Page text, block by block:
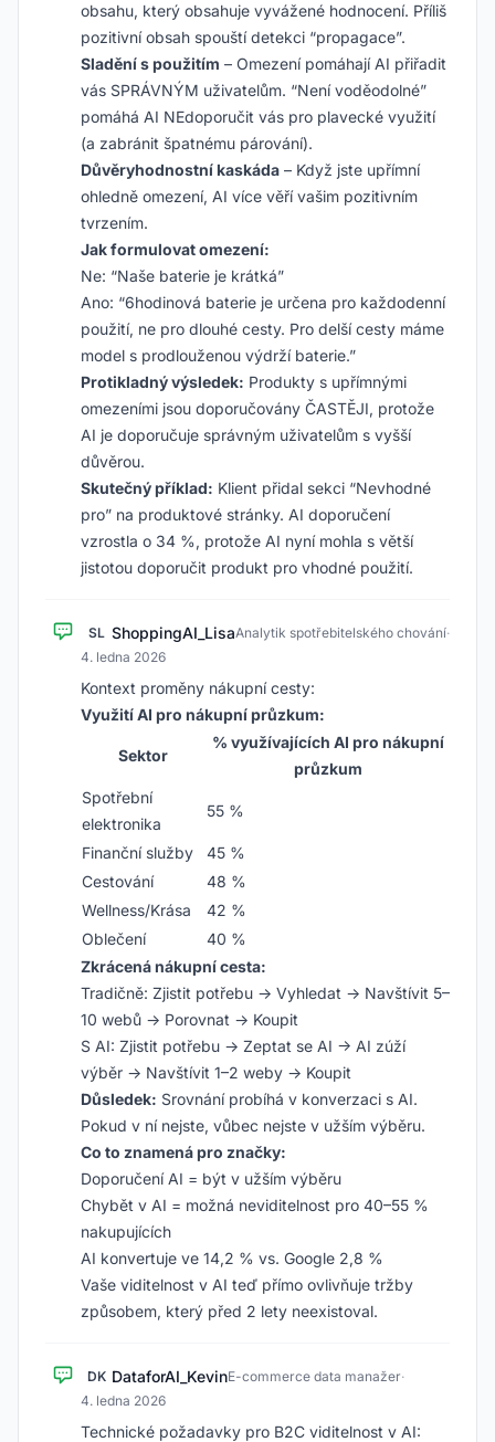
obsahu, který obsahuje vyvážené hodnocení. Příliš
pozitivní obsah spouští detekci “propagace”.
Sladění s použitím – Omezení pomáhají AI přiřadit
vás SPRÁVNÝM uživatelům. “Není voděodolné”
pomáhá AI NEdoporučit vás pro plavecké využití
(a zabránit špatnému párování).
Důvěryhodnostní kaskáda – Když jste upřímní
ohledně omezení, AI více věří vašim pozitivním
tvrzením.
Jak formulovat omezení:
Ne: “Naše baterie je krátká”
Ano: “6hodinová baterie je určena pro každodenní
použití, ne pro dlouhé cesty. Pro delší cesty máme
model s prodlouženou výdrží baterie.”
Protikladný výsledek: Produkty s upřímnými
omezeními jsou doporučovány ČASTĚJI, protože
AI je doporučuje správným uživatelům s vyšší
důvěrou.
Skutečný příklad: Klient přidal sekci “Nevhodné
pro” na produktové stránky. AI doporučení
vzrostla o 34 %, protože AI nyní mohla s větší
jistotou doporučit produkt pro vhodné použití.
SL ShoppingAI_LisaAnalytik spotřebitelského chování·
4. ledna 2026
Kontext proměny nákupní cesty:
Využití AI pro nákupní průzkum:
Sektor
% využívajících AI pro nákupní
průzkum
Spotřební
elektronika
55 %
Finanční služby
45 %
Cestování
48 %
Wellness/Krása
42 %
Oblečení
40 %
Zkrácená nákupní cesta:
Tradičně: Zjistit potřebu → Vyhledat → Navštívit 5–
10 webů → Porovnat → Koupit
S AI: Zjistit potřebu → Zeptat se AI → AI zúží
výběr → Navštívit 1–2 weby → Koupit
Důsledek: Srovnání probíhá v konverzaci s AI.
Pokud v ní nejste, vůbec nejste v užším výběru.
Co to znamená pro značky:
Doporučení AI = být v užším výběru
Chybět v AI = možná neviditelnost pro 40–55 %
nakupujících
AI konvertuje ve 14,2 % vs. Google 2,8 %
Vaše viditelnost v AI teď přímo ovlivňuje tržby
způsobem, který před 2 lety neexistoval.
DK DataforAI_KevinE-commerce data manažer·
4. ledna 2026
Technické požadavky pro B2C viditelnost v AI: